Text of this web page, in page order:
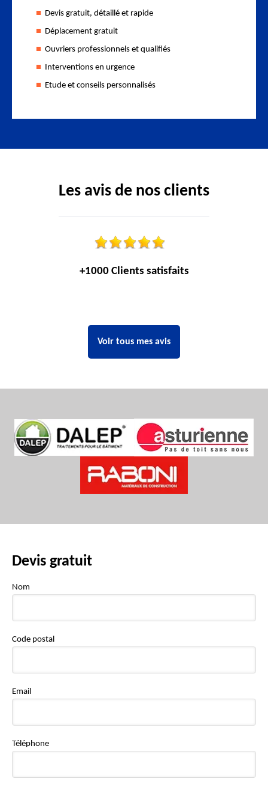
Devis gratuit, détaillé et rapide
Déplacement gratuit
Ouvriers professionnels et qualifiés
Interventions en urgence
Etude et conseils personnalisés
Les avis de nos clients
+1000 Clients satisfaits
Voir tous mes avis
Devis gratuit
Nom
Code postal
Email
Téléphone